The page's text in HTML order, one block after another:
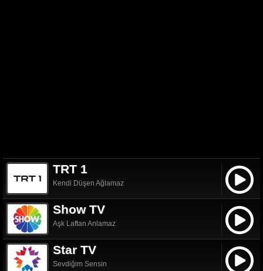
TRT 1
Kendi Düşen Ağlamaz
Show TV
Aşk Laftan Anlamaz
Star TV
Sevdiğim Sensin